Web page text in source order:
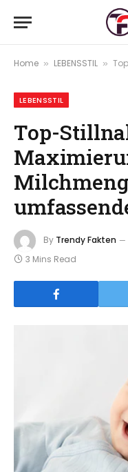
Home » LEBENSSTIL » Top-
LEBENSSTIL
Top-
By Trendy Fakten
3 Mins Read